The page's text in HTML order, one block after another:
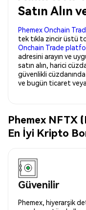
Satın Alın
Phemex Onchain
tek tıkla zincir üstü
Onchain Trade
adresini arayın ve
satın alın, harici
güvenlikli cüzdanında
ve bugün ticaret
Phemex NFTX
En İyi Kripto
Güvenilir
Phemex, hiyerarşik